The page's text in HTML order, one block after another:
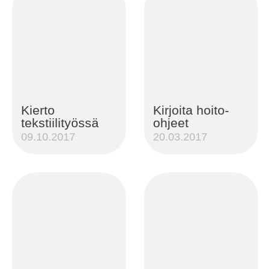
Kierto
tekstiilityössä
09.10.2017
Kirjoita hoito-
ohjeet
20.03.2017